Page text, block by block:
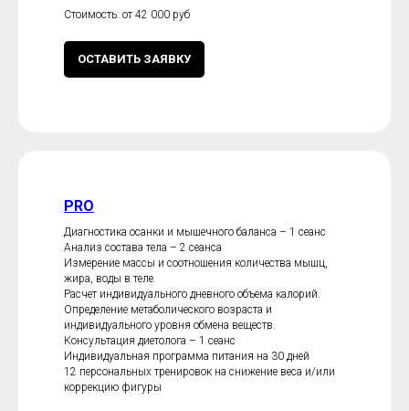
Стоимость: от 42 000 руб
ОСТАВИТЬ ЗАЯВКУ
PRO
Диагностика осанки и мышечного баланса – 1 сеанс
Анализ состава тела – 2 сеанса
Измерение массы и соотношения количества мышц,
жира, воды в теле.
Расчет индивидуального дневного объема калорий.
Определение метаболического возраста и
индивидуального уровня обмена веществ.
Консультация диетолога – 1 сеанс
Индивидуальная программа питания на 30 дней
12 персональных тренировок на снижение веса и/или
коррекцию фигуры